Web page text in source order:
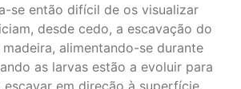
se então difícil de os visualizar
desde cedo, a escavação do
alimentando-se durante
as larvas estão a evoluir para